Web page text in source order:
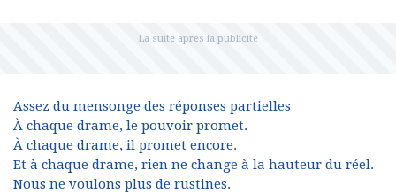
Assez du mensonge des réponses partielles
À chaque drame, le pouvoir promet.
À chaque drame, il promet encore.
Et à chaque drame, rien ne change à la hauteur du réel.
Nous ne voulons plus de rustines.